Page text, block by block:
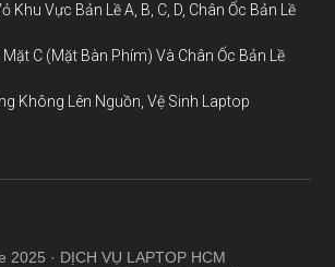
Khu Vực Bản Lề A, B, C, D, Chân Ốc Bản Lề
Mặt C (Mặt Bàn Phím) Và Chân Ốc Bản Lề
Không Lên Nguồn, Vệ Sinh Laptop
2025 · DỊCH VỤ LAPTOP HCM